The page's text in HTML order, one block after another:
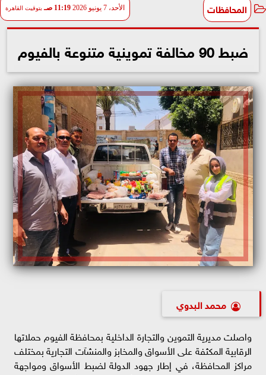
المحافظات الأحد، 7 يونيو 2026 11:19 صـ بتوقيت القاهرة
ضبط 90 مخالفة تموينية متنوعة بالفيوم
محمد البدوي
واصلت مديرية التموين والتجارة الداخلية بمحافظة الفيوم حملاتها
الرقابية المكثفة على الأسواق والمخابز والمنشآت التجارية بمختلف
مراكز المحافظة، في إطار جهود الدولة لضبط الأسواق ومواجهة